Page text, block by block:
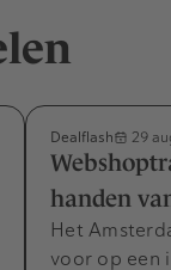
Dealflash 29
handen
Het
voor op een